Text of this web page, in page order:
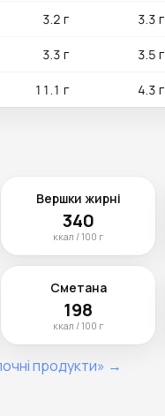
3.2 г 3.3 г
3.3 г 3.5 г
11.1 г 4.3 г
Вершки жирні
340
ккал / 100 г
Сметана
198
ккал / 100 г
продукти» →